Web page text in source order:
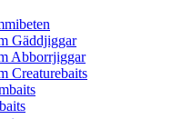
Gäddjiggar
Abborrjiggar
Creaturebaits